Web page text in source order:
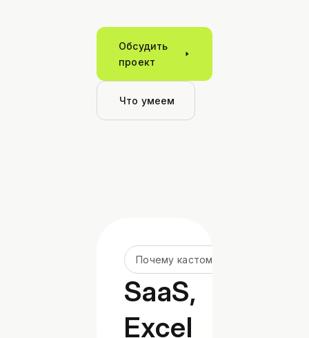
Обсудить
проект
Что умеем
Почему кастом
SaaS,
Excel